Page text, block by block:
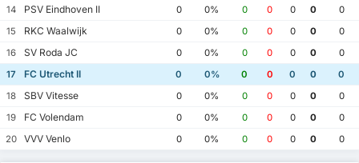
14
PSV Eindhoven II 0 0% 0 0 0 0
0
15
RKC Waalwijk 0 0% 0 0 0 0
0
16
SV Roda JC 0 0% 0 0 0 0
0
17
FC Utrecht II 0 0% 0 0 0 0
0
18
SBV Vitesse 0 0% 0 0 0 0
0
19
FC Volendam 0 0% 0 0 0 0
0
20
VVV Venlo 0 0% 0 0 0 0 0